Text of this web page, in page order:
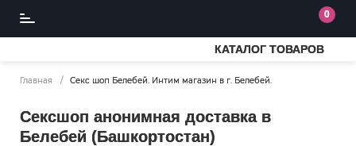
0
КАТАЛОГ ТОВАРОВ
Главная Секс шоп Белебей. Интим магазин в г. Белебей.
Сексшоп анонимная доставка в
Белебей (Башкортостан)